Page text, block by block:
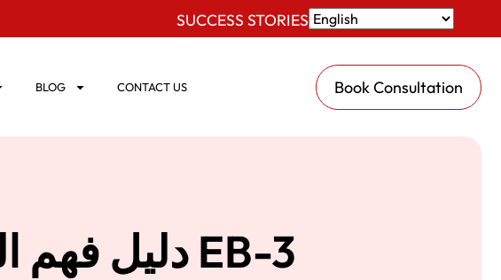
SUCCESS STORIES
BLOG CONTACT US Book Consultation
دليل فهم التواريخ ذات الأولوية لتأشيرة EB-3